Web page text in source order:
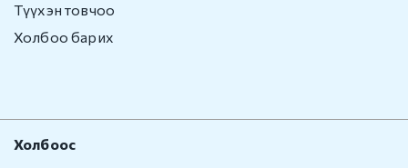
Түүхэн товчоо
Холбоо барих
Холбоос